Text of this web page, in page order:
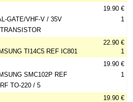
GATE/VHF-V / 35V
19.90 €
1
TI14C5 REF IC801
22.90 €
1
SMC102P REF
TO-220 / 5
19.90 €
1
19.90 €